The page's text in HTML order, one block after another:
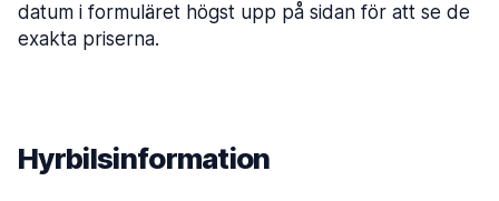
datum i formuläret högst upp på sidan för att se de
exakta priserna.
Hyrbilsinformation